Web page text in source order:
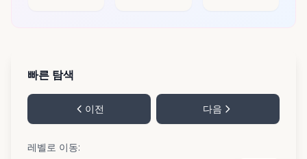
빠른 탐색
이전 다음
레벨로 이동: